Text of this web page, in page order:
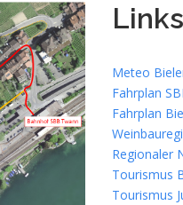
Links
Meteo
Fahrplan
Fahrplan
Regionaler
Tourismus
Tourismus